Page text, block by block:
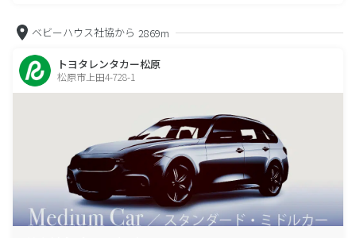
ベビーハウス社協から 2869m
トヨタレンタカー松原
松原市上田4-728-1